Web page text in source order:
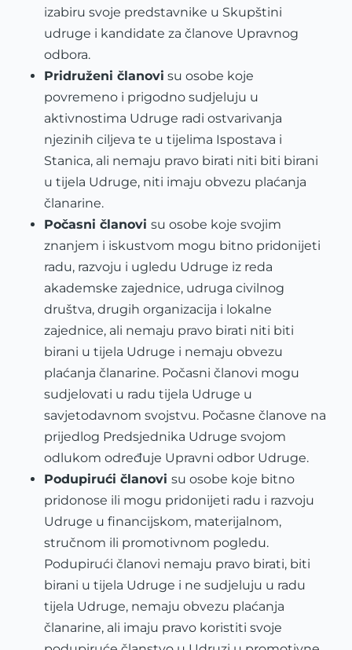
izabiru svoje predstavnike u Skupštini
udruge i kandidate za članove Upravnog
odbora.
Pridruženi članovi su osobe koje
povremeno i prigodno sudjeluju u
aktivnostima Udruge radi ostvarivanja
njezinih ciljeva te u tijelima Ispostava i
Stanica, ali nemaju pravo birati niti biti birani
u tijela Udruge, niti imaju obvezu plaćanja
članarine.
Počasni članovi su osobe koje svojim
znanjem i iskustvom mogu bitno pridonijeti
radu, razvoju i ugledu Udruge iz reda
akademske zajednice, udruga civilnog
društva, drugih organizacija i lokalne
zajednice, ali nemaju pravo birati niti biti
birani u tijela Udruge i nemaju obvezu
plaćanja članarine. Počasni članovi mogu
sudjelovati u radu tijela Udruge u
savjetodavnom svojstvu. Počasne članove na
prijedlog Predsjednika Udruge svojom
odlukom određuje Upravni odbor Udruge.
Podupirući članovi su osobe koje bitno
pridonose ili mogu pridonijeti radu i razvoju
Udruge u financijskom, materijalnom,
stručnom ili promotivnom pogledu.
Podupirući članovi nemaju pravo birati, biti
birani u tijela Udruge i ne sudjeluju u radu
tijela Udruge, nemaju obvezu plaćanja
članarine, ali imaju pravo koristiti svoje